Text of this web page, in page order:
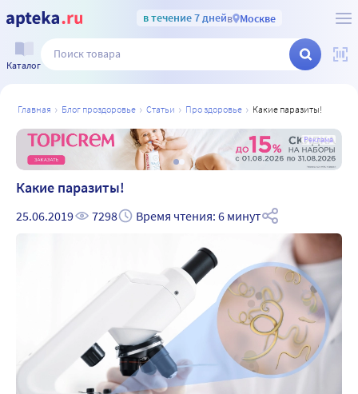
в течение 7 днейв Москве
Каталог
главная блог проздоровье статьи про здоровье какие паразиты!
Реклама
Какие паразиты!
25.06.2019 7298 Время чтения: 6 минут